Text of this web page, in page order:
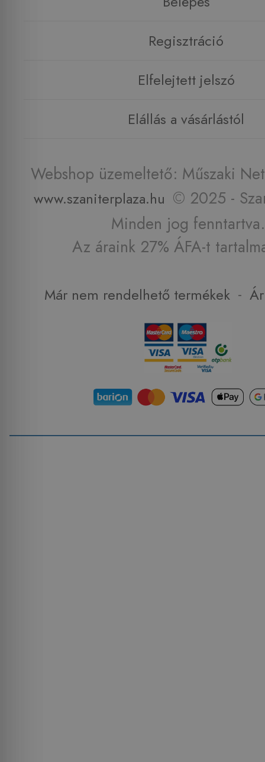
Regisztráció
Elfelejtett jelszó
Elállás a vásárlástól
Webshop üzemeltető: Műszaki
www.szaniterplaza.hu © 2025 -
Minden jog fenntartva.
Az áraink 27% ÁFA-t
Már nem rendelhető termékek -